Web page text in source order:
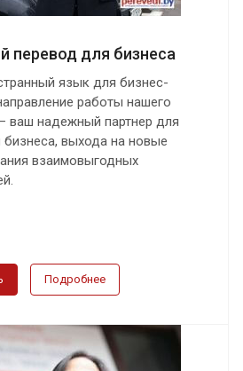
перевод для бизнеса
язык для бизнес-
работы нашего
ваш надежный партнер для
выхода на новые
взаимовыгодных
Подробнее